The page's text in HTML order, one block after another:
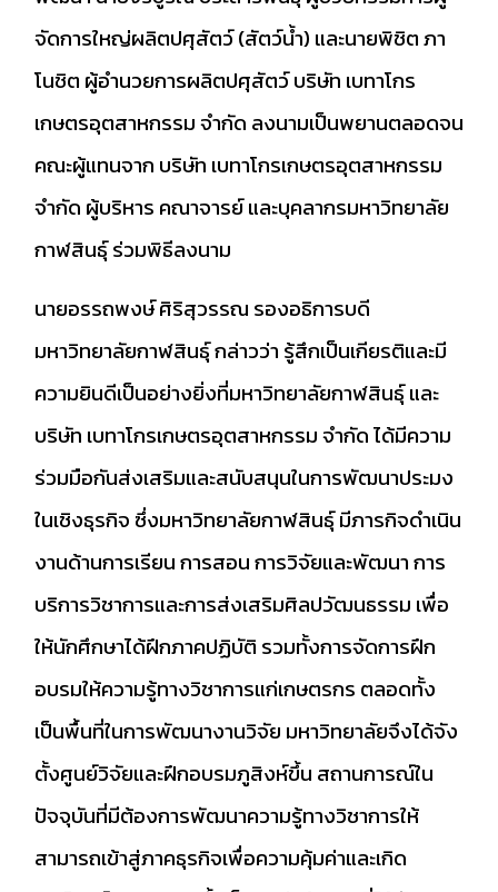
จัดการใหญ่ผลิตปศุสัตว์ (สัตว์น้ำ) และนายพิชิต ภา
โนชิต ผู้อำนวยการผลิตปศุสัตว์ บริษัท เบทาโกร
เกษตรอุตสาหกรรม จำกัด ลงนามเป็นพยานตลอดจน
คณะผู้แทนจาก บริษัท เบทาโกรเกษตรอุตสาหกรรม
จำกัด ผู้บริหาร คณาจารย์ และบุคลากรมหาวิทยาลัย
กาฬสินธุ์ ร่วมพิธีลงนาม
นายอรรถพงษ์ ศิริสุวรรณ รองอธิการบดี
มหาวิทยาลัยกาฬสินธุ์ กล่าวว่า รู้สึกเป็นเกียรติและมี
ความยินดีเป็นอย่างยิ่งที่มหาวิทยาลัยกาฬสินธุ์ และ
บริษัท เบทาโกรเกษตรอุตสาหกรรม จำกัด ได้มีความ
ร่วมมือกันส่งเสริมและสนับสนุนในการพัฒนาประมง
ในเชิงธุรกิจ ซึ่งมหาวิทยาลัยกาฬสินธุ์ มีภารกิจดำเนิน
งานด้านการเรียน การสอน การวิจัยและพัฒนา การ
บริการวิชาการและการส่งเสริมศิลปวัฒนธรรม เพื่อ
ให้นักศึกษาได้ฝึกภาคปฏิบัติ รวมทั้งการจัดการฝึก
อบรมให้ความรู้ทางวิชาการแก่เกษตรกร ตลอดทั้ง
เป็นพื้นที่ในการพัฒนางานวิจัย มหาวิทยาลัยจึงได้จัง
ตั้งศูนย์วิจัยและฝึกอบรมภูสิงห์ขึ้น สถานการณ์ใน
ปัจจุบันที่มีต้องการพัฒนาความรู้ทางวิชาการให้
สามารถเข้าสู่ภาคธุรกิจเพื่อความคุ้มค่าและเกิด